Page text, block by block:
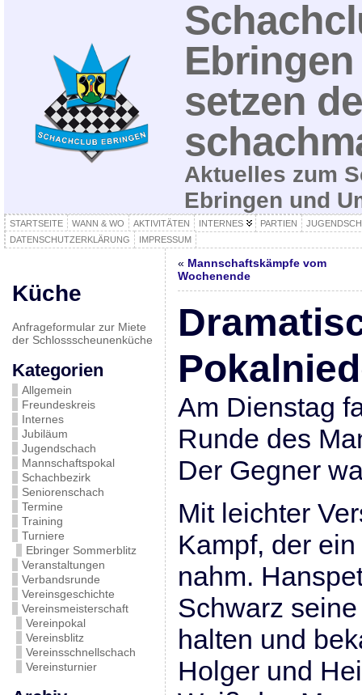
setzen
Aktuelles zum
Ebringen und
STARTSEITE WANN & WO AKTIVITÄTEN INTERNES PARTIEN
DATENSCHUTZERKLÄRUNG
IMPRESSUM
Küche
Anfrageformular zur Miete
der Schlossscheunenküche
Kategorien
Allgemein
Freundeskreis
Internes
Jubiläum
Jugendschach
Mannschaftspokal
Schachbezirk
Seniorenschach
Termine
Training
Turniere
Ebringer Sommerblitz
Veranstaltungen
Verbandsrunde
Vereinsgeschichte
Vereinsmeisterschaft
Vereinpokal
Vereinsblitz
Vereinsschnellschach
Vereinsturnier
« Mannschaftskämpfe vom
Wochenende
Am Dienstag
Runde des
Der Gegner
Mit leichter
Kampf, der
nahm.
Schwarz
halten und
Holger und